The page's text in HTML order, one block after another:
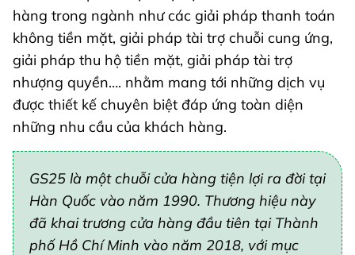
hàng trong ngành như các giải pháp thanh toán
không tiền mặt, giải pháp tài trợ chuỗi cung ứng,
giải pháp thu hộ tiền mặt, giải pháp tài trợ
nhượng quyền…. nhằm mang tới những dịch vụ
được thiết kế chuyên biệt đáp ứng toàn diện
những nhu cầu của khách hàng.
GS25 là một chuỗi cửa hàng tiện lợi ra đời tại
Hàn Quốc vào năm 1990. Thương hiệu này
đã khai trương cửa hàng đầu tiên tại Thành
phố Hồ Chí Minh vào năm 2018, với mục